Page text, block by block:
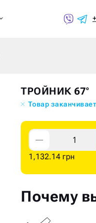
ТРОЙНИК 67°
Товар
1,132.14 грн
Почему